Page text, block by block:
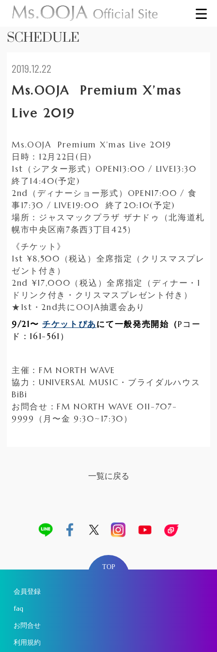
SCHEDULE
2019.12.22
Ms.OOJA Premium X’mas
Live 2019
Ms.OOJA Premium X’mas Live 2019
日時：12月22日(日)
1st（シアター形式）OPEN13:00 / LIVE13:30
終了14:40(予定)
2nd（ディナーショー形式）OPEN17:00 / 食
事17:30 / LIVE19:00 終了20:10(予定)
場所：ジャスマックプラザ ザナドゥ（北海道札
幌市中央区南7条西3丁目425）
《チケット》
1st ¥8,500（税込）全席指定（クリスマスプレ
ゼント付き）
2nd ¥17,000（税込）全席指定（ディナー・1
ドリンク付き・クリスマスプレゼント付き）
★1st・2nd共にOOJA抽選会あり
9/21〜チケットぴあにて一般発売開始（Pコー
ド：161-561）
主催：FM NORTH WAVE
協力：UNIVERSAL MUSIC・ブライダルハウス
BiBi
お問合せ：FM NORTH WAVE 011-707-
9999（月〜金 9:30~17:30）
一覧に戻る
TOP
会員登録
faq
お問合せ
利用規約